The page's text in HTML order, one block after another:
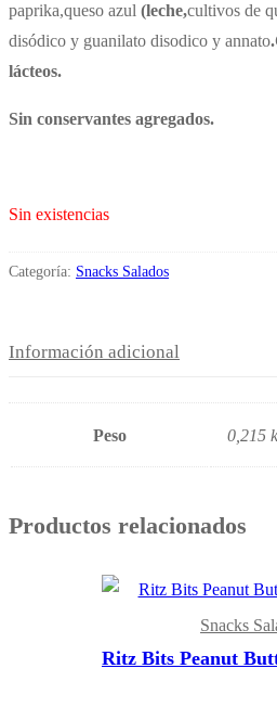
paprika,queso azul (leche,cultivos de
disódico y guanilato disodico y annato
lácteos.
Sin conservantes agregados.
Sin existencias
Categoría: Snacks Salados
Información adicional
Peso 0,215
Productos relacionados
Snacks
Ritz Bits Peanut